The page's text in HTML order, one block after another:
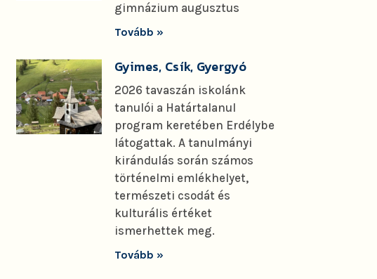
gimnázium augusztus
Tovább »
Gyimes, Csík, Gyergyó
2026 tavaszán iskolánk
tanulói a Határtalanul
program keretében Erdélybe
látogattak. A tanulmányi
kirándulás során számos
történelmi emlékhelyet,
természeti csodát és
kulturális értéket
ismerhettek meg.
Tovább »